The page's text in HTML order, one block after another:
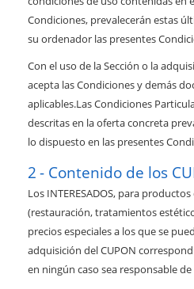
Condiciones, prevalecerán estas
su ordenador las presentes
Con el uso de la Sección o la
acepta las Condiciones y demás
aplicables.Las Condiciones
descritas en la oferta concreta
lo dispuesto en las presentes
Contenido de los
Los INTERESADOS, para
(restauración, tratamientos
precios especiales a los que se
adquisición del CUPON
en ningún caso sea responsable